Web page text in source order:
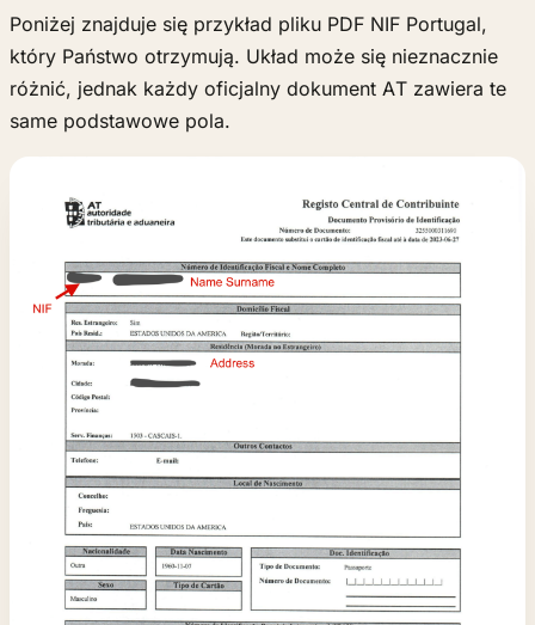
Poniżej znajduje się przykład pliku PDF NIF Portugal,
który Państwo otrzymują. Układ może się nieznacznie
różnić, jednak każdy oficjalny dokument AT zawiera te
same podstawowe pola.